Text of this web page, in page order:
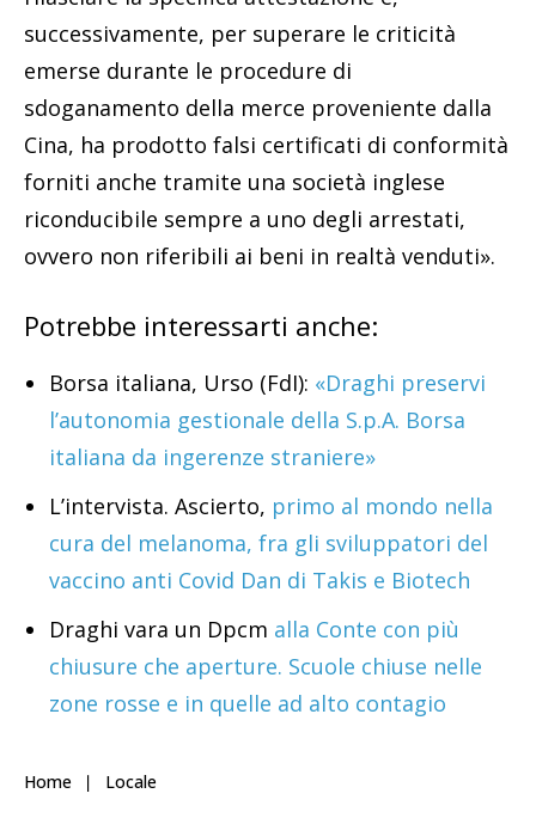
successivamente, per superare le criticità
emerse durante le procedure di
sdoganamento della merce proveniente dalla
Cina, ha prodotto falsi certificati di conformità
forniti anche tramite una società inglese
riconducibile sempre a uno degli arrestati,
ovvero non riferibili ai beni in realtà venduti».
Potrebbe interessarti anche:
Borsa italiana, Urso (FdI): «Draghi preservi
l’autonomia gestionale della S.p.A. Borsa
italiana da ingerenze straniere»
L’intervista. Ascierto, primo al mondo nella
cura del melanoma, fra gli sviluppatori del
vaccino anti Covid Dan di Takis e Biotech
Draghi vara un Dpcm alla Conte con più
chiusure che aperture. Scuole chiuse nelle
zone rosse e in quelle ad alto contagio
Home Locale